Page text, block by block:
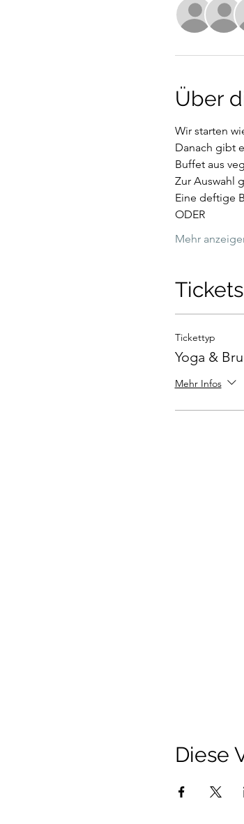
Über
Wir starten
Danach gibt
Buffet aus
Zur Auswahl
Eine deftige
ODER
Mehr
Tickets
Tickettyp
Yoga &
Mehr Infos
Diese